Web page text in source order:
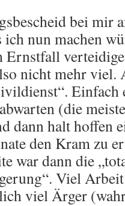
bei mir
ich nun machen
Ernstfall
nicht mehr viel.
Einfach
(die
dann halt hoffen
den Kram zu
war dann die
Viel
viel Ärger